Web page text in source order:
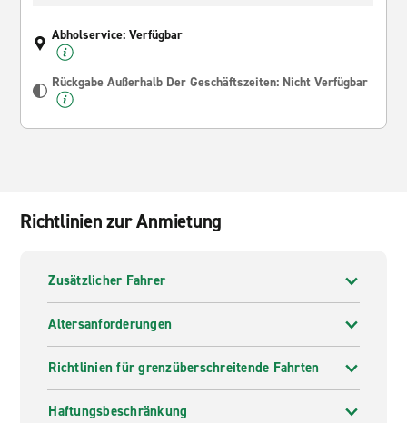
Abholservice: Verfügbar
Rückgabe Außerhalb Der Geschäftszeiten: Nicht Verfügbar
Richtlinien zur Anmietung
Zusätzlicher Fahrer
Altersanforderungen
Richtlinien für grenzüberschreitende Fahrten
Haftungsbeschränkung